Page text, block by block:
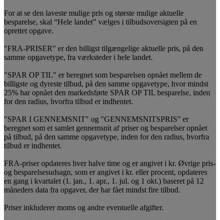
For at se den laveste mulige pris og største mulige aktuelle
besparelse, skal “Hele landet” vælges i tilbudsoversigten på en
oprettet opgave.
"FRA-PRISER" er den billigst tilgængelige aktuelle pris, på den
samme opgavetype, fra værksteder i hele landet.
"SPAR OP TIL" er beregnet som besparelsen opnået mellem de
billigste og dyreste tilbud, på den samme opgavetype, hvor mindst
25% har opnået den markedsførte SPAR OP TIL besparelse, inden
for den radius, hvorfra tilbud er indhentet.
"SPAR I GENNEMSNIT" og "GENNEMSNITSPRIS" er
beregnet som et samlet gennemsnit af priser og besparelser opnået
på tilbud, på den samme opgavetype, inden for den radius, hvorfra
tilbud er indhentet.
FRA-priser opdateres hver halve time og er angivet i kr. Øvrige pris-
og besparelsesudsagn, som er angivet i kr. eller procent, opdateres
en gang i kvartalet (1. jan., 1. apr., 1. jul. og 1 okt.) baseret på 12
måneders data fra opgaver, der har fået mindst fire tilbud.
Priser inkluderer moms og andre eventuelle afgifter.